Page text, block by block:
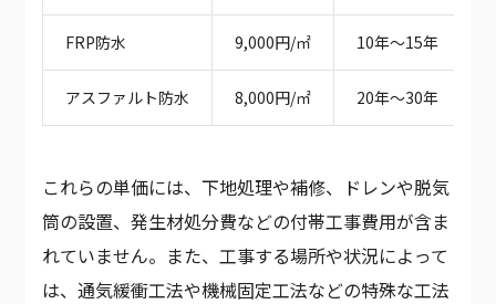
FRP防水 9,000円/㎡ 10年～15年
アスファルト防水 8,000円/㎡ 20年～30年
これらの単価には、下地処理や補修、ドレンや脱気
筒の設置、発生材処分費などの付帯工事費用が含ま
れていません。また、工事する場所や状況によって
は、通気緩衝工法や機械固定工法などの特殊な工法